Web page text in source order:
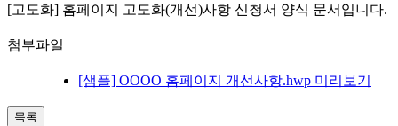
[고도화] 홈페이지 고도화(개선)사항 신청서 양식 문서입니다.
첨부파일
[샘플] OOOO 홈페이지 개선사항.hwp 미리보기